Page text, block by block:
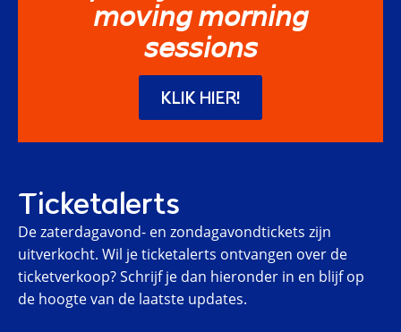
𝘮𝘰𝘷𝘪𝘯𝘨 𝘮𝘰𝘳𝘯𝘪𝘯𝘨
𝘴𝘦𝘴𝘴𝘪𝘰𝘯𝘴
KLIK HIER!
Ticketalerts
De zaterdagavond- en zondagavondtickets zijn
uitverkocht. Wil je ticketalerts ontvangen over de
ticketverkoop? Schrijf je dan hieronder in en blijf op
de hoogte van de laatste updates.